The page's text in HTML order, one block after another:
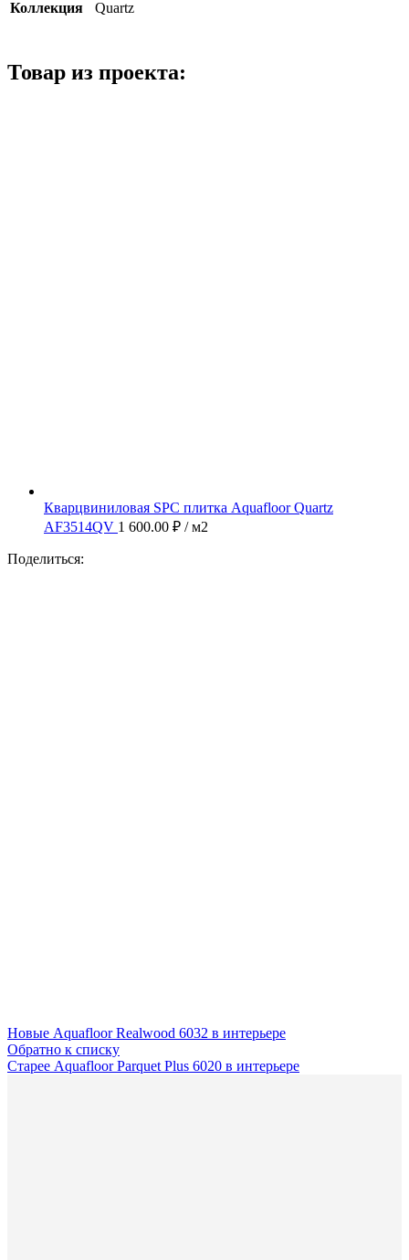
Коллекция Quartz
Товар из проекта:
Кварцвиниловая SPC плитка Aquafloor Quartz
AF3514QV 1 600.00 ₽ / м2
Поделиться:
Новые Aquafloor Realwood 6032 в интерьере
Обратно к списку
Старее Aquafloor Parquet Plus 6020 в интерьере